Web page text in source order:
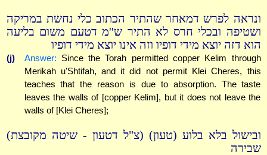
ונראה לפרש דמאחר שהתיר הכתוב כלי נחשת במריקה
ושטיפה ובכלי חרס לא התיר ש''מ דטעם משום בליעה
הוא דזה יוצא מידי דופיו וזה אינו יוצא מידי דופיו
(j) Answer: Since the Torah permitted copper Kelim through
Merikah u'Shtifah, and it did not permit Klei Cheres, this
teaches that the reason is due to absorption. The taste
leaves the walls of [copper Kelim], but it does not leave the
walls of [Klei Cheres];
ובישול בלא בלוע (טעון) (צ"ל דטעון - שיטה מקובצת)
שבירה